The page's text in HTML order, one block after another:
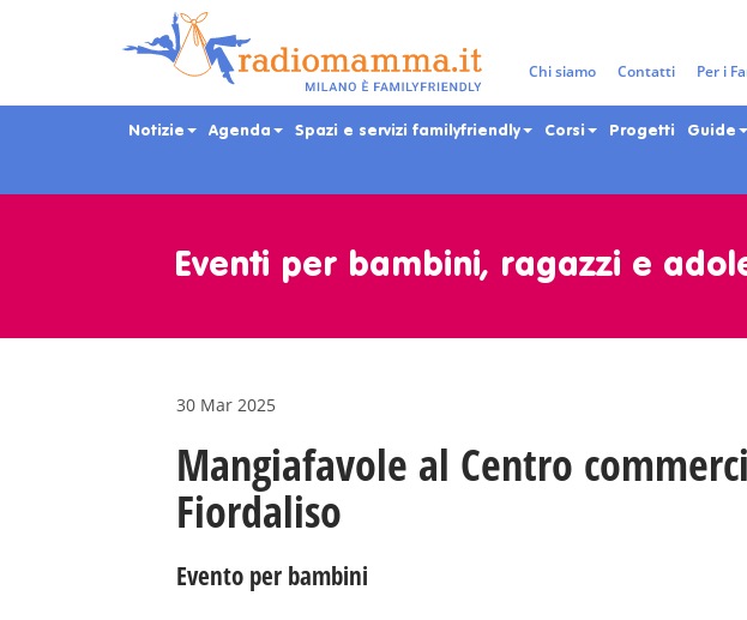
Chi siamo Contatti Per i
Notizie Agenda Spazi e servizi familyfriendly Corsi Progetti Guide
Eventi per bambini, ragazzi e
30 Mar 2025
Mangiafavole al Centro
Fiordaliso
Evento per bambini